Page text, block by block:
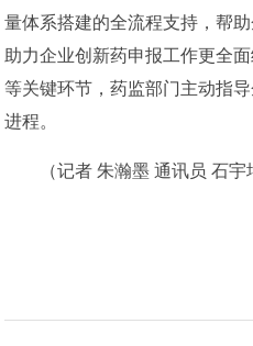
量体系搭建的全流程支持，帮
助力企业创新药申报工作更全
等关键环节，药监部门主动指
进程。
（记者 朱瀚墨 通讯员 石宇